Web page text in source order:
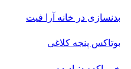
بدنسازی در خانه آرا فیت
بوتاکس پنجه کلاغی